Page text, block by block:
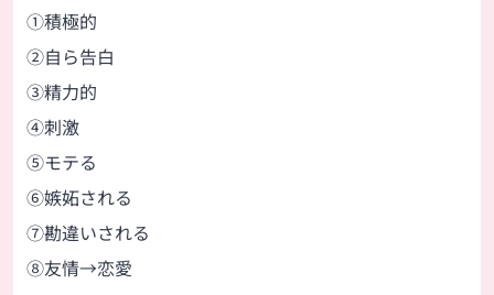
①積極的
②自ら告白
③精力的
④刺激
⑤モテる
⑥嫉妬される
⑦勘違いされる
⑧友情→恋愛